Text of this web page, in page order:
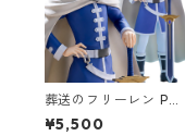
葬送のフリーレン POP
UP PARADE ヒンメル
¥5,500